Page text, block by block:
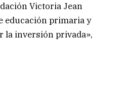
Victoria Jean
educación primaria y
la inversión privada»,